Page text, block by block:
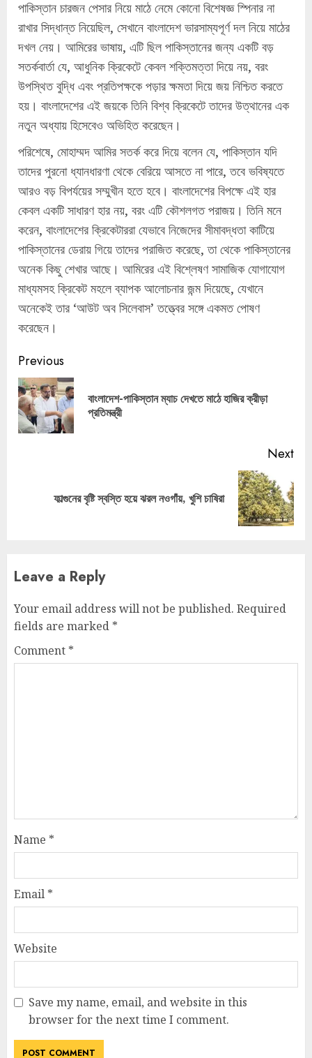
পাকিস্তান চারজন পেসার নিয়ে মাঠে নেমে কোনো বিশেষজ্ঞ স্পিনার না
রাখার সিদ্ধান্ত নিয়েছিল, সেখানে বাংলাদেশ ভারসাম্যপূর্ণ দল নিয়ে মাঠের
দখল নেয়। আমিরের ভাষায়, এটি ছিল পাকিস্তানের জন্য একটি বড়
সতর্কবার্তা যে, আধুনিক ক্রিকেটে কেবল শক্তিমত্তা দিয়ে নয়, বরং
উপস্থিত বুদ্ধি এবং প্রতিপক্ষকে পড়ার ক্ষমতা দিয়ে জয় নিশ্চিত করতে
হয়। বাংলাদেশের এই জয়কে তিনি বিশ্ব ক্রিকেটে তাদের উত্থানের এক
নতুন অধ্যায় হিসেবেও অভিহিত করেছেন।
পরিশেষে, মোহাম্মদ আমির সতর্ক করে দিয়ে বলেন যে, পাকিস্তান যদি
তাদের পুরনো ধ্যানধারণা থেকে বেরিয়ে আসতে না পারে, তবে ভবিষ্যতে
আরও বড় বিপর্যয়ের সম্মুখীন হতে হবে। বাংলাদেশের বিপক্ষে এই হার
কেবল একটি সাধারণ হার নয়, বরং এটি কৌশলগত পরাজয়। তিনি মনে
করেন, বাংলাদেশের ক্রিকেটাররা যেভাবে নিজেদের সীমাবদ্ধতা কাটিয়ে
পাকিস্তানের ডেরায় গিয়ে তাদের পরাজিত করেছে, তা থেকে পাকিস্তানের
অনেক কিছু শেখার আছে। আমিরের এই বিশ্লেষণ সামাজিক যোগাযোগ
মাধ্যমসহ ক্রিকেট মহলে ব্যাপক আলোচনার জন্ম দিয়েছে, যেখানে
অনেকেই তার ‘আউট অব সিলেবাস’ তত্ত্বের সঙ্গে একমত পোষণ
করেছেন।
Continue
Reading
Previous
বাংলাদেশ-পাকিস্তান ম্যাচ দেখতে মাঠে হাজির ক্রীড়া
প্রতিমন্ত্রী
Next
ফাল্গুনের বৃষ্টি স্বস্তি হয়ে ঝরল নওগাঁয়, খুশি‌ চাষিরা
Leave a Reply
Your email address will not be published. Required
fields are marked *
Comment *
Name *
Email *
Website
Save my name, email, and website in this
browser for the next time I comment.